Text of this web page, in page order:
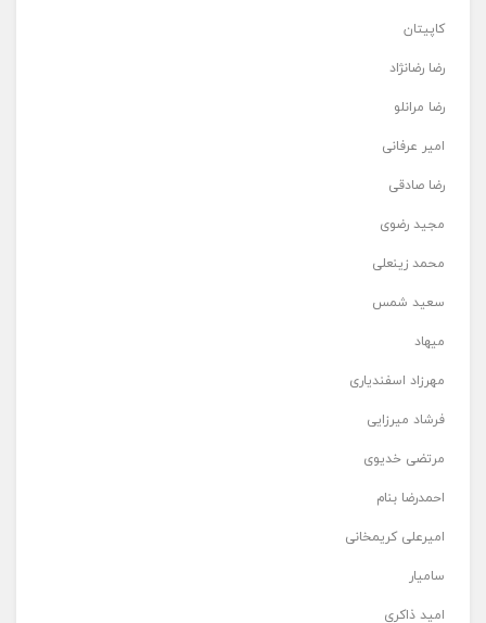
کاپیتان
رضا رضانژاد
رضا مرانلو
امیر عرفانی
رضا صادقی
مجید رضوی
محمد زینعلی
سعید شمس
میهاد
مهرزاد اسفندیاری
فرشاد میرزایی
مرتضی خدیوی
احمدرضا بنام
امیرعلی کریمخانی
سامیار
امید ذاکری